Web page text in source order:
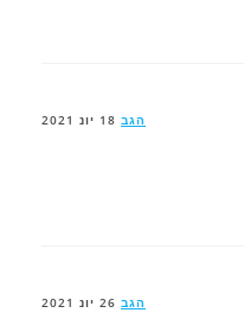
הגב 18 יונ 2021
הגב 26 יונ 2021